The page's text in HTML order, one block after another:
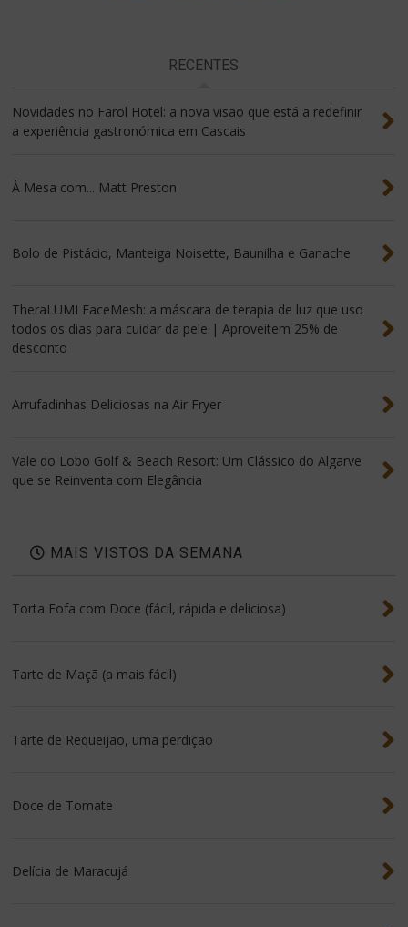
RECENTES
Novidades no Farol Hotel: a nova visão que está a redefinir
a experiência gastronómica em Cascais
À Mesa com... Matt Preston
Bolo de Pistácio, Manteiga Noisette, Baunilha e Ganache
TheraLUMI FaceMesh: a máscara de terapia de luz que uso
todos os dias para cuidar da pele | Aproveitem 25% de
desconto
Arrufadinhas Deliciosas na Air Fryer
Vale do Lobo Golf & Beach Resort: Um Clássico do Algarve
que se Reinventa com Elegância
MAIS VISTOS DA SEMANA
Torta Fofa com Doce (fácil, rápida e deliciosa)
Tarte de Maçã (a mais fácil)
Tarte de Requeijão, uma perdição
Doce de Tomate
Delícia de Maracujá